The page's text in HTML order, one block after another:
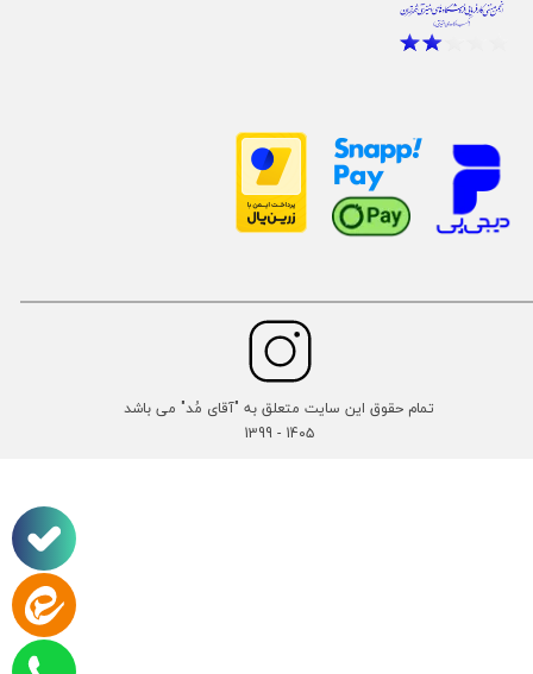
تمام حقوق این سایت متعلق به "آقای مُد" می باشد
14۰۵ - 1399